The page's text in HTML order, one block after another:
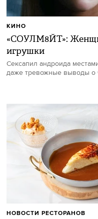
«СОУЛМ8ЙТ»:
игрушки
Сексапил андроида
даже тревожные выводы о
КИНО
НОВОСТИ РЕСТОРАНОВ